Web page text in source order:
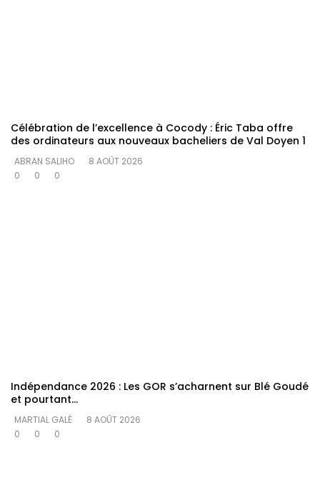
Célébration de l’excellence à Cocody : Éric Taba offre
des ordinateurs aux nouveaux bacheliers de Val Doyen 1
ABRAN SALIHO
8 AOÛT 2026
0
0 0
Indépendance 2026 : Les GOR s’acharnent sur Blé Goudé
et pourtant…
MARTIAL GALÉ
8 AOÛT 2026
0
0 0